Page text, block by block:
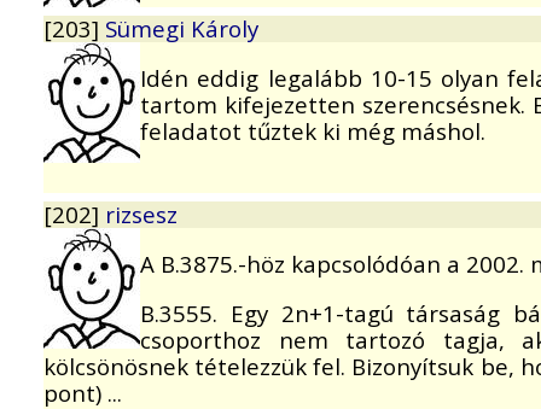
[203] Sümegi Károly
Idén eddig legalább 10-15 olyan
tartom kifejezetten
feladatot tűztek ki még máshol.
[202] rizsesz
A B.3875.-höz kapcsolódóan a
B.3555. Egy 2n+1-tagú társaság
csoporthoz nem tartozó tagja,
kölcsönösnek tételezzük fel. Bizonyítsuk be,
pont) ...